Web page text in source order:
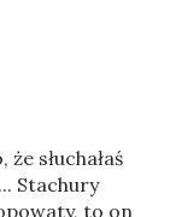
słuchałaś
Stachury
to on